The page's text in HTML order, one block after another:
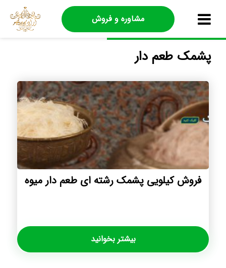
مشاوره و فروش
پشمک طعم دار
فروش کیلویی پشمک رشته ای طعم دار میوه
بیشتر بخوانید